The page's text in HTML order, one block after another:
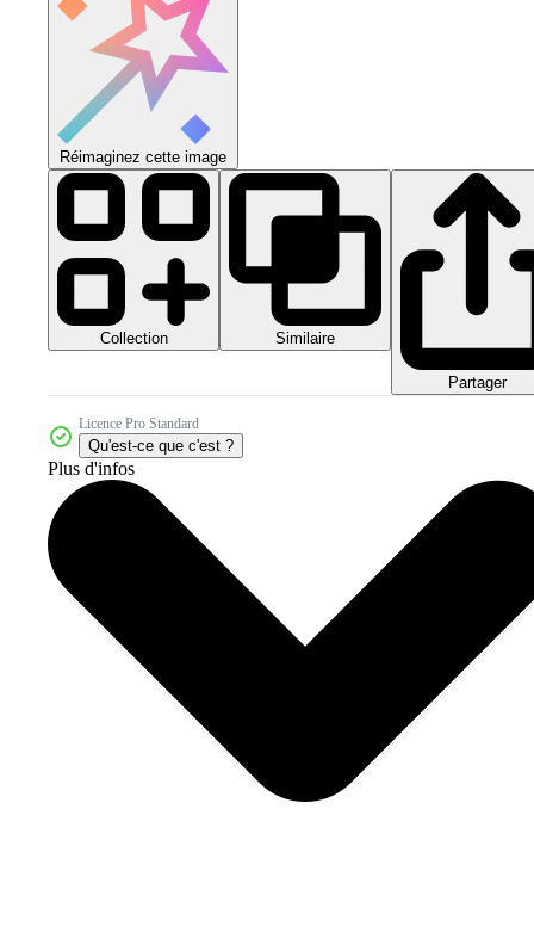
Réimaginez cette image
Collection Similaire
Partager
Licence Pro Standard
Qu'est-ce que c'est ?
Plus d'infos